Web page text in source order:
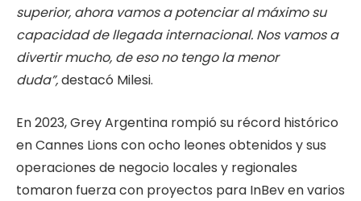
superior, ahora vamos a potenciar al máximo su
capacidad de llegada internacional. Nos vamos a
divertir mucho, de eso no tengo la menor
duda”,destacó Milesi.
En 2023, Grey Argentina rompió su récord histórico
en Cannes Lions con ocho leones obtenidos y sus
operaciones de negocio locales y regionales
tomaron fuerza con proyectos para InBev en varios